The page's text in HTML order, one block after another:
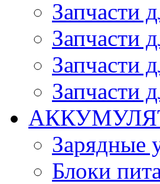
Запчасти
Запчасти
Запчасти
Запчасти
Зарядные
Блоки